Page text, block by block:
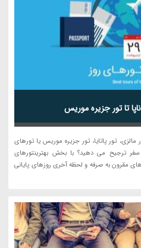
تا تور جزیره موریس
تور پاتایا، تور جزیره موریس یا تورهای
ترجیح می دهید؟ با بخش بهترینتورهای
مقرون به صرفه و لحظه آخری روزهای پایانی